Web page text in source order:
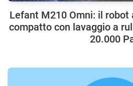
Lefant M210 Omni: il
compatto con lavaggio a
20.000